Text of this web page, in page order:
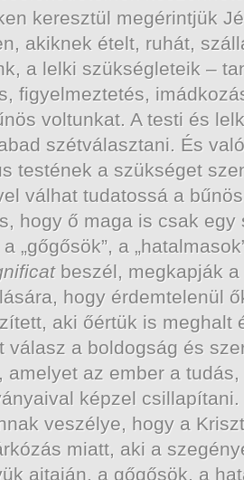
keresztül megérintjük
akiknek ételt, ruhát,
a lelki szükségleteik –
figyelmeztetés,
voltunkat. A testi és
szétválasztani. És
testének a szükséget
válhat tudatossá a
hogy ő maga is csak
„gőgősök”, a
beszél, megkapják
hogy érdemtelenül
aki őértük is meghalt
válasz a boldogság és
amelyet az ember a
képzel
veszélye, hogy a
miatt, aki a
ajtaján, a gőgősök, a